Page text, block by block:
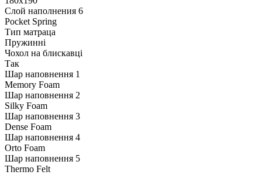
Слой наполнения 6
Pocket Spring
Тип матраца
Пружинні
Чохол на блискавці
Так
Шар наповнення 1
Memory Foam
Шар наповнення 2
Silky Foam
Шар наповнення 3
Dense Foam
Шар наповнення 4
Orto Foam
Шар наповнення 5
Thermo Felt